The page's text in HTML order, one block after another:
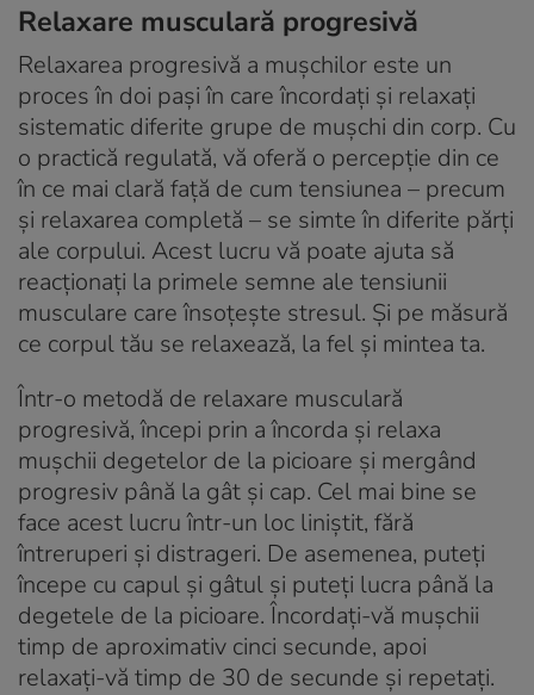
Relaxare musculară progresivă
Relaxarea progresivă a mușchilor este un
proces în doi pași în care încordați și relaxați
sistematic diferite grupe de mușchi din corp. Cu
o practică regulată, vă oferă o percepție din ce
în ce mai clară față de cum tensiunea – precum
și relaxarea completă – se simte în diferite părți
ale corpului. Acest lucru vă poate ajuta să
reacționați la primele semne ale tensiunii
musculare care însoțește stresul. Și pe măsură
ce corpul tău se relaxează, la fel și mintea ta.
Într-o metodă de relaxare musculară
progresivă, începi prin a încorda și relaxa
mușchii degetelor de la picioare și mergând
progresiv până la gât și cap. Cel mai bine se
face acest lucru într-un loc liniștit, fără
întreruperi și distrageri. De asemenea, puteți
începe cu capul și gâtul și puteți lucra până la
degetele de la picioare. Încordați-vă mușchii
timp de aproximativ cinci secunde, apoi
relaxați-vă timp de 30 de secunde și repetați.